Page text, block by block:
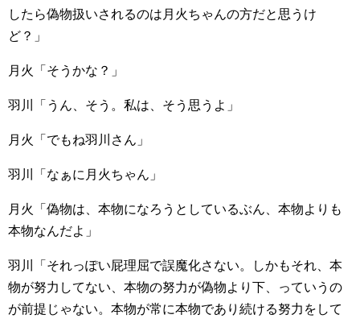
したら偽物扱いされるのは月火ちゃんの方だと思うけ
ど？」
月火「そうかな？」
羽川「うん、そう。私は、そう思うよ」
月火「でもね羽川さん」
羽川「なぁに月火ちゃん」
月火「偽物は、本物になろうとしているぶん、本物よりも
本物なんだよ」
羽川「それっぽい屁理屈で誤魔化さない。しかもそれ、本
物が努力してない、本物の努力が偽物より下、っていうの
が前提じゃない。本物が常に本物であり続ける努力をして